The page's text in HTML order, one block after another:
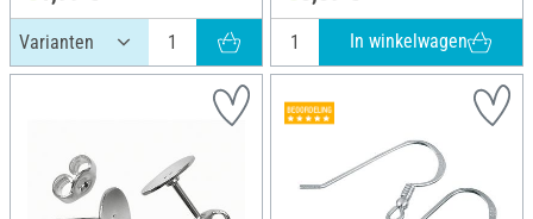
In winkelwagen